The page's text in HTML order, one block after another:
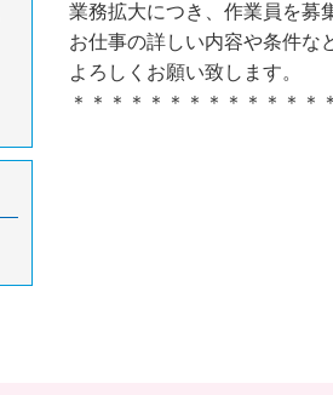
業務拡大につき、作業員を募
お仕事の詳しい内容や条件な
よろしくお願い致します。
＊＊＊＊＊＊＊＊＊＊＊＊＊